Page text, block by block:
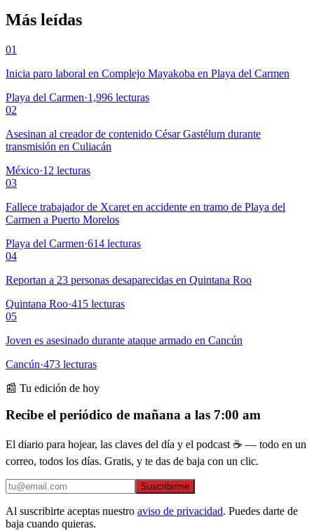
Más leídas
01
Inicia paro laboral en Complejo Mayakoba en Playa del Carmen
Playa del Carmen·1,996 lecturas
02
Asesinan al creador de contenido César Gastélum durante
transmisión en Culiacán
México·12 lecturas
03
Fallece trabajador de Xcaret en accidente en tramo de Playa del
Carmen a Puerto Morelos
Playa del Carmen·614 lecturas
04
Reportan a 23 personas desaparecidas en Quintana Roo
Quintana Roo·415 lecturas
05
Joven es asesinado durante ataque armado en Cancún
Cancún·473 lecturas
📰 Tu edición de hoy
Recibe el periódico de mañana a las 7:00 am
El diario para hojear, las claves del día y el podcast ☕ — todo en un
correo, todos los días. Gratis, y te das de baja con un clic.
Suscribirme
Al suscribirte aceptas nuestro aviso de privacidad. Puedes darte de
baja cuando quieras.